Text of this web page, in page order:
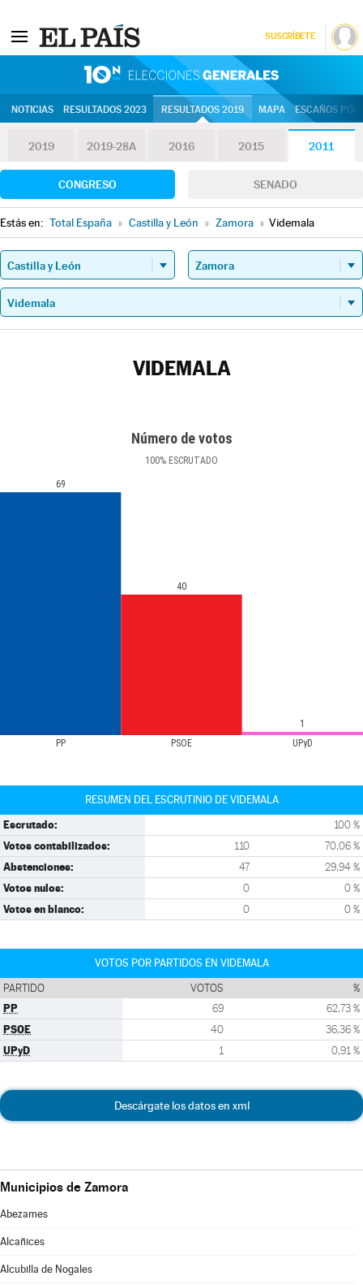
SUSCRÍBETE
NOTICIAS RESULTADOS 2023 RESULTADOS 2019 MAPA ESCAÑOS
2019 2019-28A 2016 2015 2011
CONGRESO SENADO
Estás en: Total España » Castilla y León » Zamora » Videmala
VIDEMALA
Número de votos
100% ESCRUTADO
PP PSOE UPyD
69
40
1
RESUMEN DEL ESCRUTINIO DE VIDEMALA
Escrutado: 100 %
Votos contabilizados: 110 70,06 %
Abstenciones: 47 29,94 %
Votos nulos: 0 0 %
Votos en blanco: 0 0 %
VOTOS POR PARTIDOS EN VIDEMALA
PARTIDO VOTOS %
PP 69 62,73 %
PSOE 40 36,36 %
UPyD 1 0,91 %
Descárgate los datos en xml
Municipios de Zamora
Abezames
Alcañices
Alcubilla de Nogales